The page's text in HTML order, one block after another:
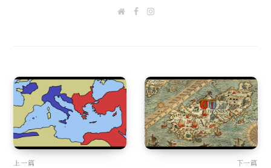
W
F
I
m
上一篇 下一篇